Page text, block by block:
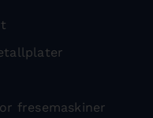
fresemaskiner